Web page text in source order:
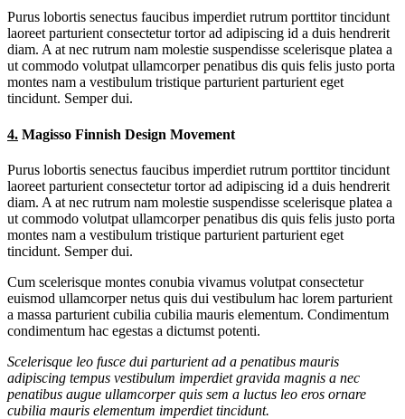
Purus lobortis senectus faucibus imperdiet rutrum porttitor tincidunt
laoreet parturient consectetur tortor ad adipiscing id a duis hendrerit
diam. A at nec rutrum nam molestie suspendisse scelerisque platea a
ut commodo volutpat ullamcorper penatibus dis quis felis justo porta
montes nam a vestibulum tristique parturient parturient eget
tincidunt. Semper dui.
4. Magisso Finnish Design Movement
Purus lobortis senectus faucibus imperdiet rutrum porttitor tincidunt
laoreet parturient consectetur tortor ad adipiscing id a duis hendrerit
diam. A at nec rutrum nam molestie suspendisse scelerisque platea a
ut commodo volutpat ullamcorper penatibus dis quis felis justo porta
montes nam a vestibulum tristique parturient parturient eget
tincidunt. Semper dui.
Cum scelerisque montes conubia vivamus volutpat consectetur
euismod ullamcorper netus quis dui vestibulum hac lorem parturient
a massa parturient cubilia cubilia mauris elementum. Condimentum
condimentum hac egestas a dictumst potenti.
Scelerisque leo fusce dui parturient ad a penatibus mauris
adipiscing tempus vestibulum imperdiet gravida magnis a nec
penatibus augue ullamcorper quis sem a luctus leo eros ornare
cubilia mauris elementum imperdiet tincidunt.